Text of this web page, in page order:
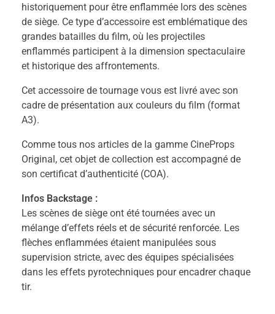
historiquement pour être enflammée lors des scènes
de siège. Ce type d’accessoire est emblématique des
grandes batailles du film, où les projectiles
enflammés participent à la dimension spectaculaire
et historique des affrontements.
Cet accessoire de tournage vous est livré avec son
cadre de présentation aux couleurs du film (format
A3).
Comme tous nos articles de la gamme CineProps
Original, cet objet de collection est accompagné de
son certificat d’authenticité (COA).
Infos Backstage :
Les scènes de siège ont été tournées avec un
mélange d’effets réels et de sécurité renforcée. Les
flèches enflammées étaient manipulées sous
supervision stricte, avec des équipes spécialisées
dans les effets pyrotechniques pour encadrer chaque
tir.